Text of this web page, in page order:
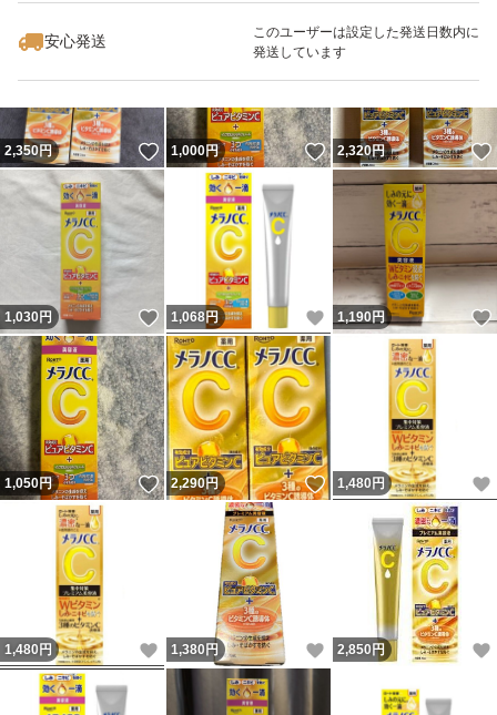
安心発送
このユーザーは設定した発送日数内に
発送しています
2,350円 いいね！
1,000円 いいね！
2,320円
1,030円 いいね！
1,068円 いいね！
1,190円
1,050円 いいね！
2,290円 いいね！
1,480 円
1,480 円 いいね！
1,380 円 いいね！
2,850 円